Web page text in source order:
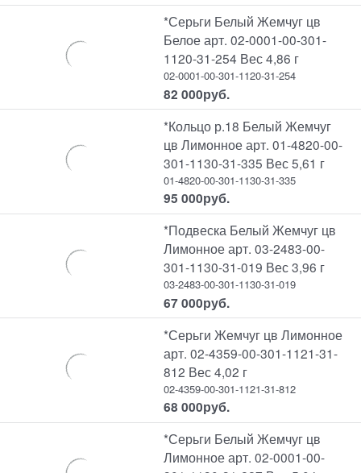
*Серьги Белый Жемчуг цв
Белое арт. 02-0001-00-301-
1120-31-254 Вес 4,86 г
02-0001-00-301-1120-31-254
82 000руб.
*Кольцо р.18 Белый Жемчуг
цв Лимонное арт. 01-4820-00-
301-1130-31-335 Вес 5,61 г
01-4820-00-301-1130-31-335
95 000руб.
*Подвеска Белый Жемчуг цв
Лимонное арт. 03-2483-00-
301-1130-31-019 Вес 3,96 г
03-2483-00-301-1130-31-019
67 000руб.
*Серьги Жемчуг цв Лимонное
арт. 02-4359-00-301-1121-31-
812 Вес 4,02 г
02-4359-00-301-1121-31-812
68 000руб.
*Серьги Белый Жемчуг цв
Лимонное арт. 02-0001-00-